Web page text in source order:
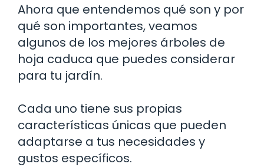
Ahora que entendemos qué son y por
qué son importantes, veamos
algunos de los mejores árboles de
hoja caduca que puedes considerar
para tu jardín.
Cada uno tiene sus propias
características únicas que pueden
adaptarse a tus necesidades y
gustos específicos.